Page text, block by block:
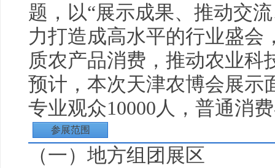
题，以“展示成果、推动交
力打造成高水平的行业盛会
质农产品消费，推动农业科
预计，本次天津农博会展示
专业观众10000人，普通消
参展范围
（一）地方组团展区